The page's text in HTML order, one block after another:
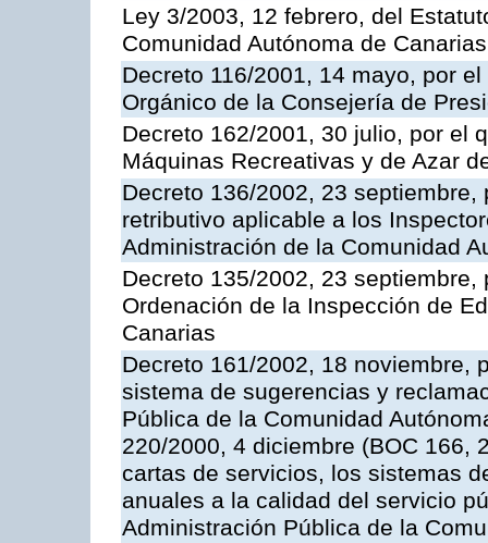
Ley 3/2003, 12 febrero, del
Comunidad Autónoma de Canarias
Decreto 116/2001, 14 mayo, por
Orgánico de la Consejería de
Decreto 162/2001, 30 julio, por el
Máquinas Recreativas y de Azar
Decreto 136/2002, 23
retributivo aplicable a los
Administración de la Comunidad
Decreto 135/2002, 23
Ordenación de la Inspección de
Canarias
Decreto 161/2002, 18 noviembre,
sistema de sugerencias y
Pública de la Comunidad
220/2000, 4 diciembre (BOC 166,
cartas de servicios, los sistemas
anuales a la calidad del servicio
Administración Pública de la